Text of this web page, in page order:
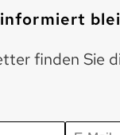
finden Sie